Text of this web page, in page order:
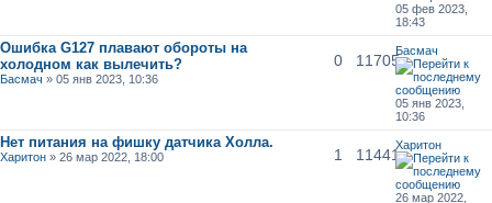
05 фев 2023,
18:43
Ошибка G127 плавают обороты на
холодном как вылечить?
Басмач » 05 янв 2023, 10:36
0 11705
Басмач
05 янв 2023,
10:36
Нет питания на фишку датчика Холла.
Харитон » 26 мар 2022, 18:00 1 11441
Харитон
26 мар 2022,